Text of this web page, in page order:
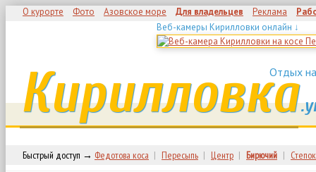
О курорте Фото Азовское море Для владельцев Реклама
Веб-камеры Кирилловки онлайн ↓
Отдых
Кирилловка
Быстрый доступ → Федотова коса | Пересыпь | Центр | Бирючий | Степок